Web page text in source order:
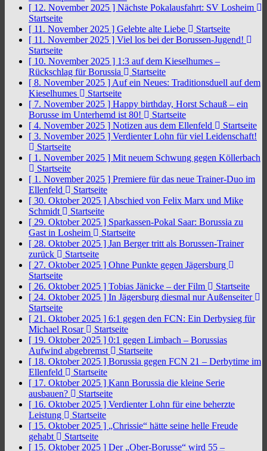
[ 12. November 2025 ] Nächste Pokalausfahrt: SV Losheim
Startseite
[ 11. November 2025 ] Gelebte alte Liebe
Startseite
[ 11. November 2025 ] Viel los bei der Borussen-Jugend!
Startseite
[ 10. November 2025 ] 1:3 auf dem Kieselhumes –
Rückschlag für Borussia
Startseite
[ 8. November 2025 ] Auf ein Neues: Traditionsduell auf dem
Kieselhumes
Startseite
[ 7. November 2025 ] Happy birthday, Horst Schauß – ein
Borusse im Unterhemd ist 80!
Startseite
[ 4. November 2025 ] Notizen aus dem Ellenfeld
Startseite
[ 3. November 2025 ] Verdienter Lohn für viel Leidenschaft!
Startseite
[ 1. November 2025 ] Mit neuem Schwung gegen Köllerbach
Startseite
[ 1. November 2025 ] Premiere für das neue Trainer-Duo im
Ellenfeld
Startseite
[ 30. Oktober 2025 ] Abschied von Felix Marx und Mike
Schmidt
Startseite
[ 29. Oktober 2025 ] Sparkassen-Pokal Saar: Borussia zu
Gast in Losheim
Startseite
[ 28. Oktober 2025 ] Jan Berger tritt als Borussen-Trainer
zurück
Startseite
[ 27. Oktober 2025 ] Ohne Punkte gegen Jägersburg
Startseite
[ 26. Oktober 2025 ] Tobias Jänicke – der Film
Startseite
[ 24. Oktober 2025 ] In Jägersburg diesmal nur Außenseiter
Startseite
[ 21. Oktober 2025 ] 6:1 gegen den FCN: Ein Derbysieg für
Michael Rosar
Startseite
[ 19. Oktober 2025 ] 0:1 gegen Limbach – Borussias
Aufwind abgebremst
Startseite
[ 18. Oktober 2025 ] Borussia gegen FCN 21 – Derbytime im
Ellenfeld
Startseite
[ 17. Oktober 2025 ] Kann Borussia die kleine Serie
ausbauen?
Startseite
[ 16. Oktober 2025 ] Verdienter Lohn für eine beherzte
Leistung
Startseite
[ 15. Oktober 2025 ] „Chrissie“ hätte seine helle Freude
gehabt
Startseite
[ 15. Oktober 2025 ] Der „Ober-Borusse“ wird 55 –